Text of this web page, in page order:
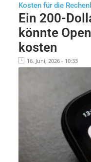
Kosten für die
Ein 200-
könnte
kosten
16. Juni, 2026 - 10:33